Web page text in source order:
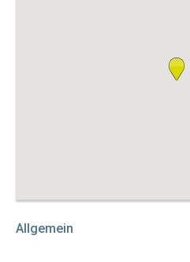
Allgemein